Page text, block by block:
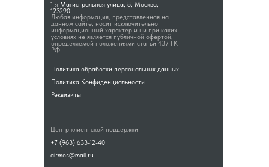
Любая информация, представленная на
данном сайте, носит исключительно
информационный характер и ни при каких
условиях не является публичной офертой,
определяемой положениями статьи 437 ГК
РФ.
1-я Магистральная улица, 8, Москва,
123290
Политика обработки персональных данных
Политика Конфиденциальности
Реквизиты
Центр клиентской поддержки
+7 (963) 633-12-40
airmos@mail.ru